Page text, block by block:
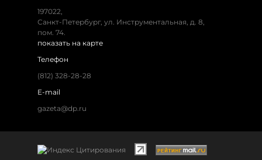
197022,
Санкт-Петербург, ул. Инструментальная, д. 8,
пом. 74.
показать на карте
Телефон
(812) 328-28-28
E-mail
gazeta@dp.ru